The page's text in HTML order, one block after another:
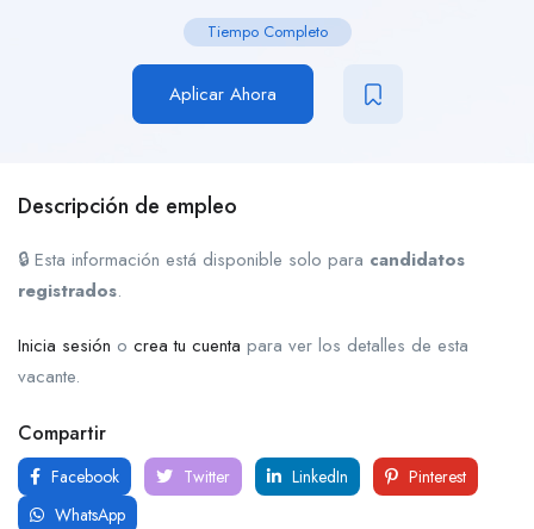
Tiempo Completo
Aplicar Ahora
Descripción de empleo
🔒 Esta información está disponible solo para candidatos
registrados.
Inicia sesión o crea tu cuenta para ver los detalles de esta
vacante.
Compartir
Facebook Twitter LinkedIn
Pinterest
WhatsApp